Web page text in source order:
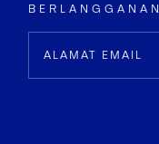
BERLANGGANAN